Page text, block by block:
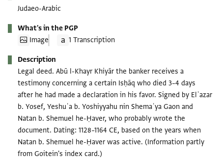
Judaeo-Arabic
What's in the PGP
Image
1 Transcription
Description
Legal deed. Abū l-Khayr Khiyār the banker receives a
testimony concerning a certain Isḥāq who died 3–4 days
after he had made a declaration in his favor. Signed by Elʿazar
b. Yosef, Yeshuʿa b. Yoshiyyahu nin Shemaʿya Gaon and
Natan b. Shemuel he-Ḥaver, who probably wrote the
document. Dating: 1128–1164 CE, based on the years when
Natan b. Shemuel he-Ḥaver was active. (Information partly
from Goitein's index card.)